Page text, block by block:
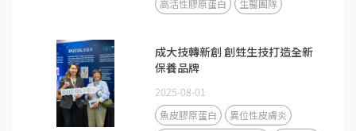
高活性膠原蛋白
生醫團隊
成大技轉新創 創甡生技打造全新
保養品牌
2025-08-01
魚皮膠原蛋白
異位性皮膚炎